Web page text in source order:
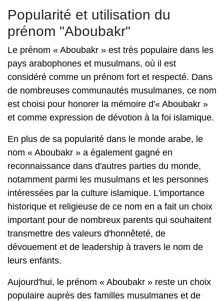
Popularité et utilisation du
prénom "Aboubakr"
Le prénom « Aboubakr » est très populaire dans les
pays arabophones et musulmans, où il est
considéré comme un prénom fort et respecté. Dans
de nombreuses communautés musulmanes, ce nom
est choisi pour honorer la mémoire d'« Aboubakr »
et comme expression de dévotion à la foi islamique.
En plus de sa popularité dans le monde arabe, le
nom « Aboubakr » a également gagné en
reconnaissance dans d'autres parties du monde,
notamment parmi les musulmans et les personnes
intéressées par la culture islamique. L'importance
historique et religieuse de ce nom en a fait un choix
important pour de nombreux parents qui souhaitent
transmettre des valeurs d'honnêteté, de
dévouement et de leadership à travers le nom de
leurs enfants.
Aujourd'hui, le prénom « Aboubakr » reste un choix
populaire auprès des familles musulmanes et de